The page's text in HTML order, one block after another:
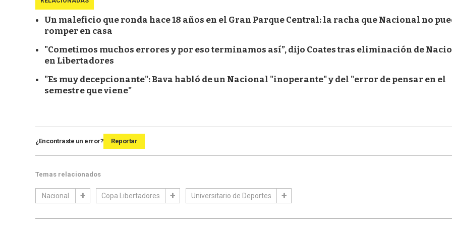
Un maleficio que ronda hace 18 años en el Gran Parque Central: la racha que Nacional no
romper en casa
"Cometimos muchos errores y por eso terminamos así”, dijo Coates tras eliminación de
en Libertadores
"Es muy decepcionante": Bava habló de un Nacional "inoperante" y del "error de pensar en el
semestre que viene"
¿Encontraste un error? Reportar
Temas relacionados
Nacional Copa Libertadores Universitario de Deportes